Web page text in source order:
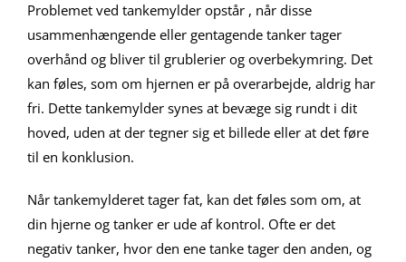
Problemet ved tankemylder opstår , når disse
usammenhængende eller gentagende tanker tager
overhånd og bliver til grublerier og overbekymring. Det
kan føles, som om hjernen er på overarbejde, aldrig har
fri. Dette tankemylder synes at bevæge sig rundt i dit
hoved, uden at der tegner sig et billede eller at det føre
til en konklusion.
Når tankemylderet tager fat, kan det føles som om, at
din hjerne og tanker er ude af kontrol. Ofte er det
negativ tanker, hvor den ene tanke tager den anden, og